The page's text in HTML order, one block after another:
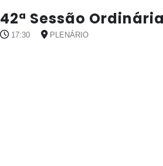
42ª Sessão Ordinária
17:30 PLENÁRIO